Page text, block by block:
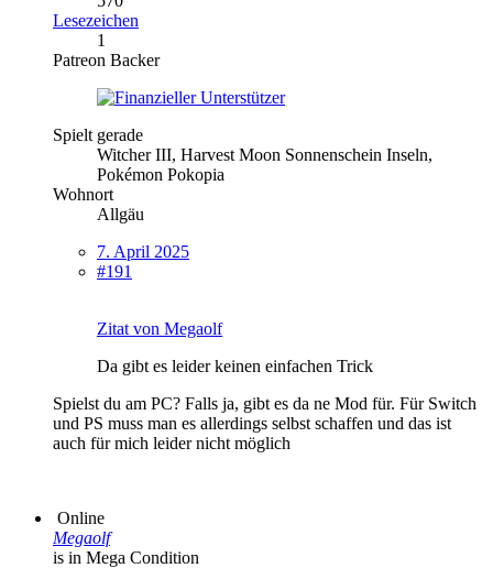
Lesezeichen
1
Patreon Backer
Spielt gerade
Witcher III, Harvest Moon Sonnenschein Inseln,
Pokémon Pokopia
Wohnort
Allgäu
7. April 2025
#191
Zitat von Megaolf
Da gibt es leider keinen einfachen Trick
Spielst du am PC? Falls ja, gibt es da ne Mod für. Für Switch
und PS muss man es allerdings selbst schaffen und das ist
auch für mich leider nicht möglich
Online
Megaolf
is in Mega Condition